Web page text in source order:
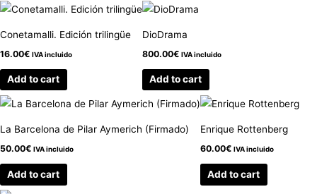
Conetamalli. Edición trilingüe
16.00€ IVA incluido
Add to cart
DioDrama
800.00€ IVA incluido
Add to cart
La Barcelona de Pilar Aymerich (Firmado)
50.00€ IVA incluido
Add to cart
Enrique Rottenberg
60.00€ IVA incluido
Add to cart